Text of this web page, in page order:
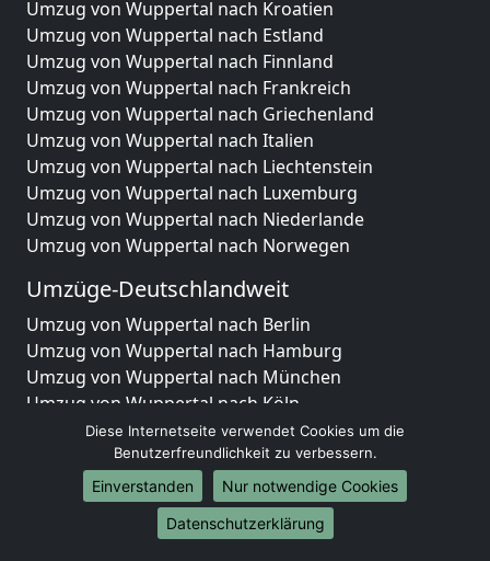
Umzug von Wuppertal nach Kroatien
Umzug von Wuppertal nach Estland
Umzug von Wuppertal nach Finnland
Umzug von Wuppertal nach Frankreich
Umzug von Wuppertal nach Griechenland
Umzug von Wuppertal nach Italien
Umzug von Wuppertal nach Liechtenstein
Umzug von Wuppertal nach Luxemburg
Umzug von Wuppertal nach Niederlande
Umzug von Wuppertal nach Norwegen
Umzüge-Deutschlandweit
Umzug von Wuppertal nach Berlin
Umzug von Wuppertal nach Hamburg
Umzug von Wuppertal nach München
Umzug von Wuppertal nach Köln
Umzug von Wuppertal nach Frankfurt am Main
Umzug von Wuppertal nach Stuttgart
Umzug von Wuppertal nach Düsseldorf
Umzug von Wuppertal nach Leipzig
Umzug von Wuppertal nach Dortmund
Diese Internetseite verwendet Cookies um die
Benutzerfreundlichkeit zu verbessern.
Einverstanden
Nur notwendige Cookies
Datenschutzerklärung